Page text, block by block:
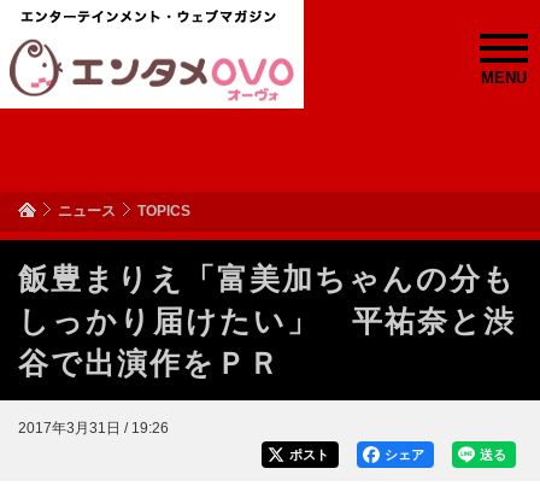
MENU
ニュース TOPICS
飯豊まりえ「富美加ちゃんの分も
しっかり届けたい」 平祐奈と渋
谷で出演作をＰＲ
2017年3月31日 / 19:26
送る
シェア
ポスト